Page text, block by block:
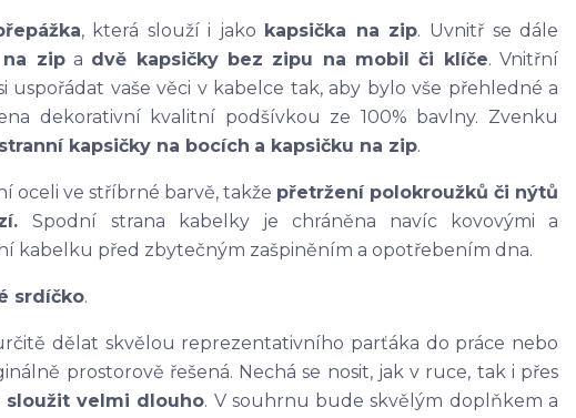
, která slouží i jako kapsička na zip. Uvnitř se dále
na zipa dvě kapsičky bez zipu na mobil či klíče. Vnitřní
uspořádat vaše věci v kabelce tak, aby bylo vše přehledné a
dekorativní kvalitní podšívkou ze 100% bavlny. Zvenku
kapsičky na bocích a kapsičku na zip.
oceli ve stříbrné barvě, takže přetržení polokroužků či nýtů
Spodní strana kabelky je chráněna navíc kovovými a
kabelku před zbytečným zašpiněním a opotřebením dna.
srdíčko.
dělat skvělou reprezentativního parťáka do práce nebo
prostorově řešená. Nechá se nosit, jak v ruce, tak i přes
sloužit velmi dlouho. V souhrnu bude skvělým doplňkem a